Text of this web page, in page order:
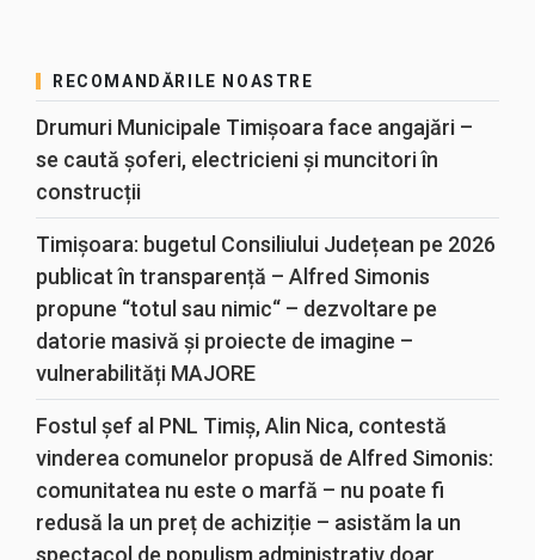
RECOMANDĂRILE NOASTRE
Drumuri Municipale Timișoara face angajări –
se caută șoferi, electricieni și muncitori în
construcții
Timișoara: bugetul Consiliului Județean pe 2026
publicat în transparență – Alfred Simonis
propune “totul sau nimic“ – dezvoltare pe
datorie masivă și proiecte de imagine –
vulnerabilități MAJORE
Fostul șef al PNL Timiș, Alin Nica, contestă
vinderea comunelor propusă de Alfred Simonis:
comunitatea nu este o marfă – nu poate fi
redusă la un preț de achiziție – asistăm la un
spectacol de populism administrativ doar